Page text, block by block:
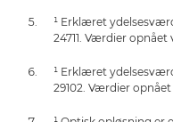
¹ Erklæret
24711. Værdier
¹ Erklæret
29102. Værdier